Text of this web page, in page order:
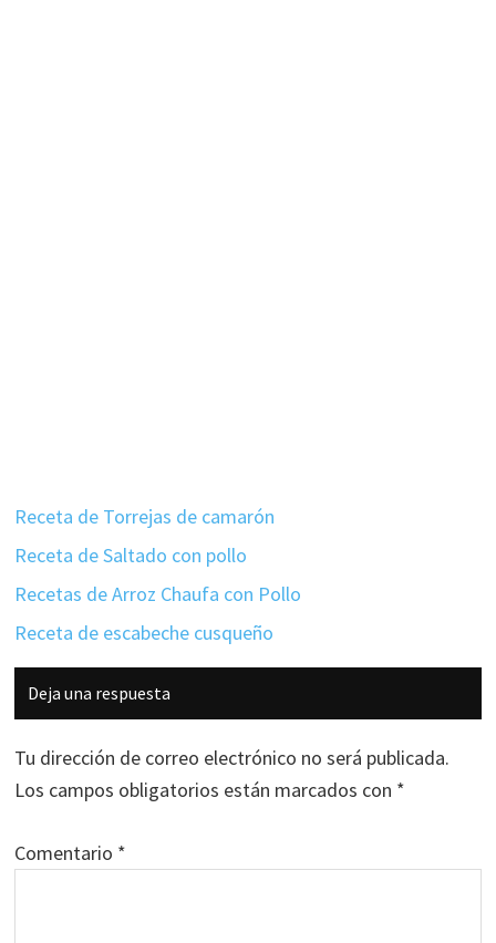
Receta de Torrejas de camarón
Receta de Saltado con pollo
Recetas de Arroz Chaufa con Pollo
Receta de escabeche cusqueño
Interacciones
con
los
lectores
Deja una respuesta
Tu dirección de correo electrónico no será publicada.
Los campos obligatorios están marcados con *
Comentario *